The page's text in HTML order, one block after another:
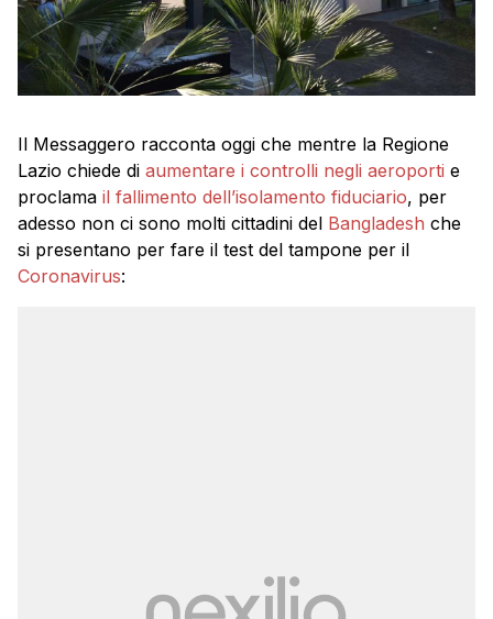
Il Messaggero racconta oggi che mentre la Regione
Lazio chiede di aumentare i controlli negli aeroporti e
proclama il fallimento dell’isolamento fiduciario, per
adesso non ci sono molti cittadini del Bangladesh che
si presentano per fare il test del tampone per il
Coronavirus: